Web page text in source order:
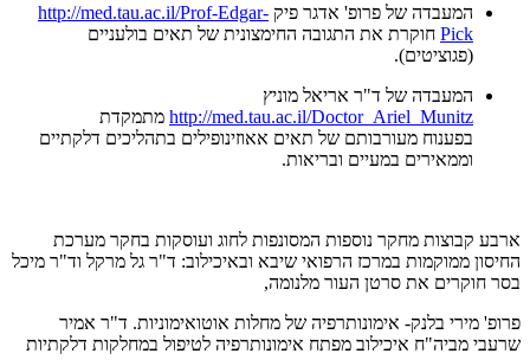
המעבדה של פרופ' אדגר פיק http://med.tau.ac.il/Prof-Edgar-
Pick חוקרת את התגובה החימצונית של תאים בולעניים
(פגוציטים).
המעבדה של ד"ר אריאל מוניץ
http://med.tau.ac.il/Doctor_Ariel_Munitz מתמקדת
בפענוח מעורבותם של תאים אאוזינופילים בתהליכים דלקתיים
וממאירים במעיים ובריאות.
ארבע קבוצות מחקר נוספות המסונפות לחוג ועוסקות בחקר מערכת
החיסון ממוקמות במרכז הרפואי שיבא ובאיכילוב: ד"ר גל מרקל וד"ר מיכל
בסר חוקרים את סרטן העור מלנומה,
פרופ' מירי בלנק- אימונותרפיה של מחלות אוטואימוניות. ד"ר אמיר
שרעבי מביה"ח איכילוב מפתח אימונותרפיה לטיפול במחלקות דלקתיות